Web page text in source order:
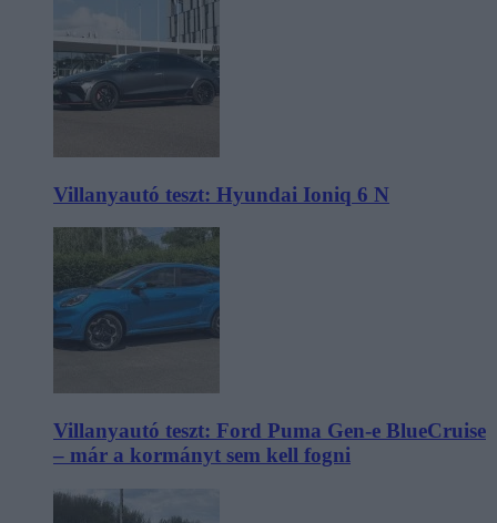
Villanyautó teszt: Hyundai Ioniq 6 N
Villanyautó teszt: Ford Puma Gen-e BlueCruise
– már a kormányt sem kell fogni